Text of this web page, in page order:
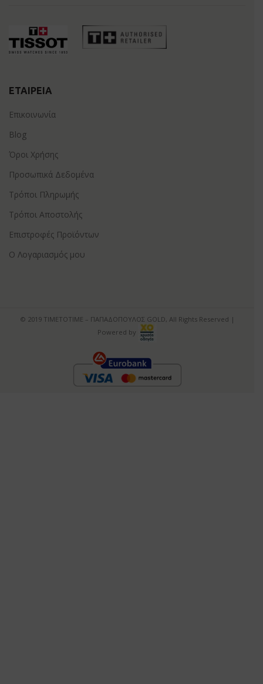
ΕΤΑΙΡΕΊΑ
Επικοινωνία
Blog
Όροι Χρήσης
Προσωπικά Δεδομένα
Τρόποι Πληρωμής
Τρόποι Αποστολής
Επιστροφές Προϊόντων
Ο Λογαριασμός μου
© 2019 ΤΙΜΕΤΟΤΙΜΕ – ΠΑΠΑΔΟΠΟΥΛΟΣ GOLD, All Rights Reserved |
Powered by